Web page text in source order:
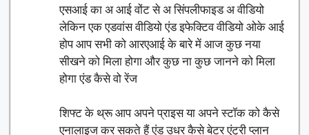
एसआई का अ आई वोंट से अ सिंपलीफाइड अ वीडियो
लेकिन एक एडवांस वीडियो एंड इफेक्टिव वीडियो ओके आई
होप आप सभी को आरएआई के बारे में आज कुछ नया
सीखने को मिला होगा और कुछ ना कुछ जानने को मिला
होगा एंड कैसे वो रेंज
शिफ्ट के थ्रू आप अपने प्राइस या अपने स्टॉक को कैसे
एनालाइज कर सकते हैं एंड उधर कैसे बेटर एंट्री प्लान